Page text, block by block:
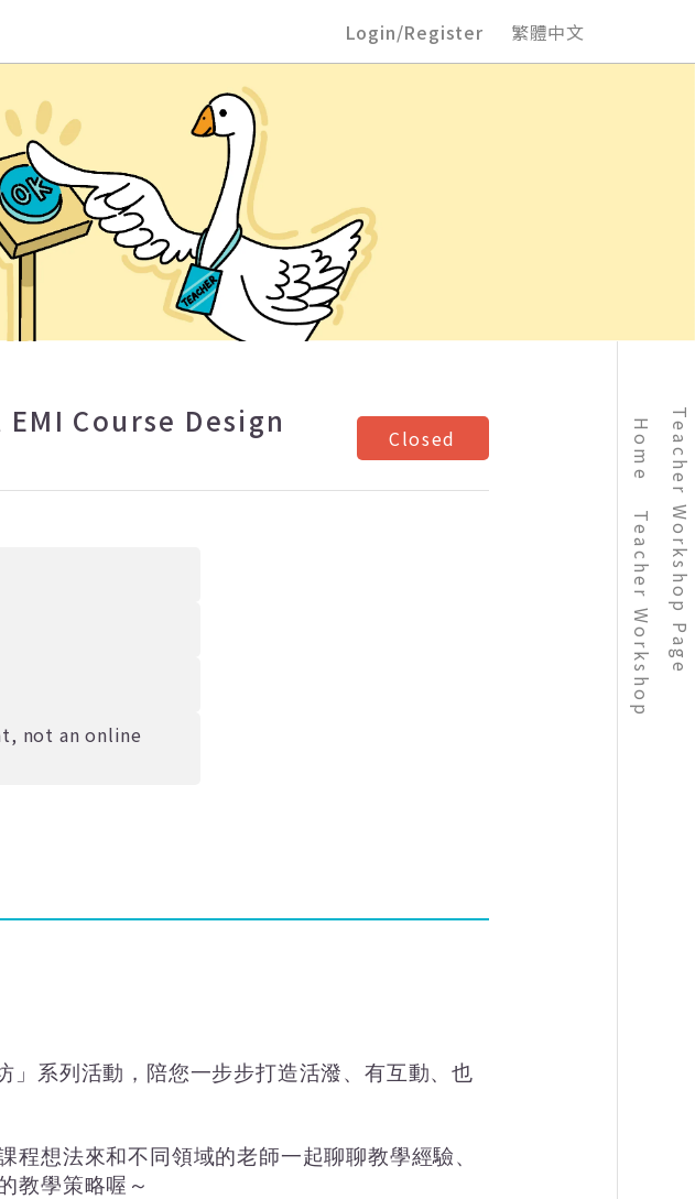
Login/Register 繁體中文
Home
Teacher WorkshopTeacher Workshop Page
Course Design
Closed
not an online
」系列活動，陪您一步步打造活潑、有互動、也
想法來和不同領域的老師一起聊聊教學經驗、
教學策略喔～